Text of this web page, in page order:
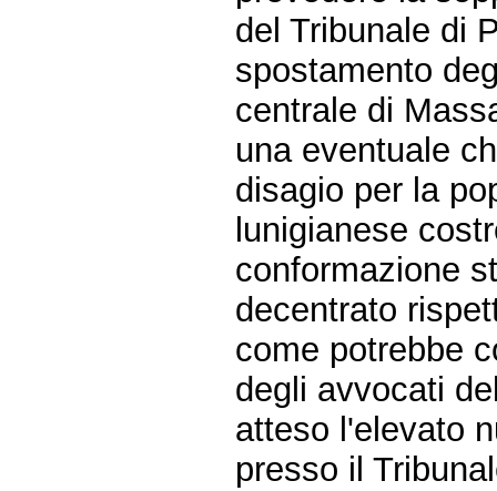
del Tribunale di
spostamento
centrale di
una eventuale
disagio per la
lunigianese
conformazione
decentrato
come potrebbe
degli avvocati
atteso l'elevato
presso il